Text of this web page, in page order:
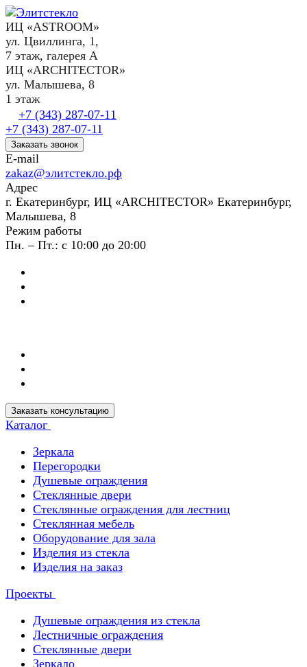
ИЦ «ASTROOM»
ул. Цвиллинга, 1,
7 этаж, галерея А
ИЦ «ARCHITECTOR»
ул. Малышева, 8
1 этаж
+7 (343) 287-07-11
+7 (343) 287-07-11
Заказать звонок
E-mail
zakaz@элитстекло.рф
Адрес
г. Екатеринбург, ИЦ «ARCHITECTOR» Екатеринбург,
Малышева, 8
Режим работы
Пн. – Пт.: с 10:00 до 20:00
Заказать консультацию
Каталог
Зеркала
Перегородки
Душевые ограждения
Стеклянные двери
Стеклянные ограждения для лестниц
Стеклянная мебель
Оборудование для зала
Изделия из стекла
Изделия на заказ
Проекты
Душевые ограждения из стекла
Лестничные ограждения
Стеклянные двери
Зеркало